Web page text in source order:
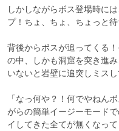
しかしながらボス登場時に
プ！ちょ、ちょ、ちょっと待
背後からボスが追ってくる
の中、しかも洞窟を突き進
いないと岩壁に追突しミスし
「なっ何や？！何でやねん
がらの簡単イージーモード
イしてきた全てが無くなっ